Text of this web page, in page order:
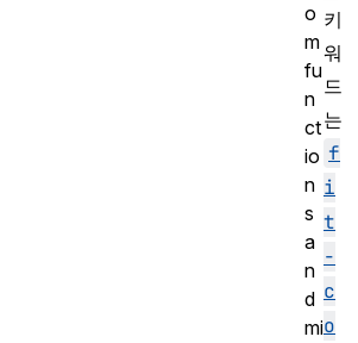
키
워
드
는
f
i
t
-
c
o
o
m
fu
n
ct
io
n
s
a
n
d
mi